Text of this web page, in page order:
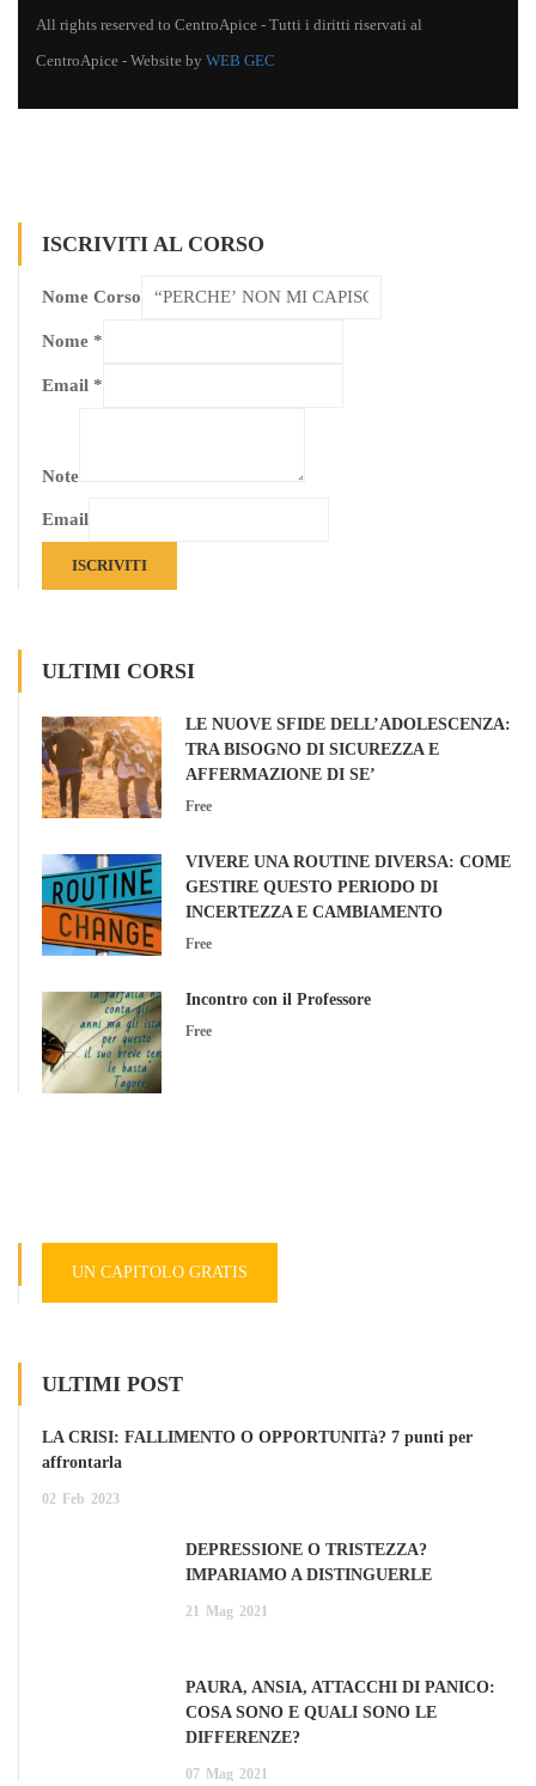
All rights reserved to CentroApice - Tutti i diritti riservati al
CentroApice - Website by WEB GEC
ISCRIVITI AL CORSO
Nome Corso
Nome *
Email *
Note
Email
ISCRIVITI
ULTIMI CORSI
LE NUOVE SFIDE DELL’ADOLESCENZA:
TRA BISOGNO DI SICUREZZA E
AFFERMAZIONE DI SE’
Free
VIVERE UNA ROUTINE DIVERSA: COME
GESTIRE QUESTO PERIODO DI
INCERTEZZA E CAMBIAMENTO
Free
Incontro con il Professore
Free
UN CAPITOLO GRATIS
ULTIMI POST
LA CRISI: FALLIMENTO O OPPORTUNITà? 7 punti per
affrontarla
02 Feb 2023
DEPRESSIONE O TRISTEZZA?
IMPARIAMO A DISTINGUERLE
21 Mag 2021
PAURA, ANSIA, ATTACCHI DI PANICO:
COSA SONO E QUALI SONO LE
DIFFERENZE?
07 Mag 2021